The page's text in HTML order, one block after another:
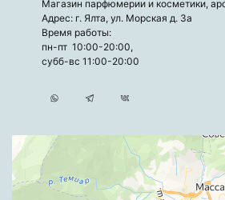
Магазин парфюмерии и косметики,
Адрес: г. Ялта, ул. Морская д. 3а
Время работы:
пн-пт 10:00-20:00,
субб-вс 11:00-20:00